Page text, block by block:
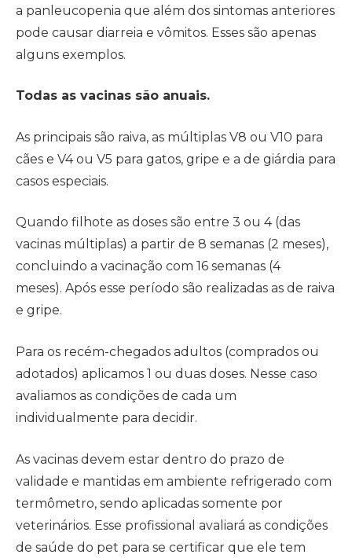
a panleucopenia que além dos sintomas anteriores
pode causar diarreia e vômitos. Esses são apenas
alguns exemplos.
Todas as vacinas são anuais.
As principais são raiva, as múltiplas V8 ou V10 para
cães e V4 ou V5 para gatos, gripe e a de giárdia para
casos especiais.
Quando filhote as doses são entre 3 ou 4 (das
vacinas múltiplas) a partir de 8 semanas (2 meses),
concluindo a vacinação com 16 semanas (4
meses). Após esse período são realizadas as de raiva
e gripe.
Para os recém-chegados adultos (comprados ou
adotados) aplicamos 1 ou duas doses. Nesse caso
avaliamos as condições de cada um
individualmente para decidir.
As vacinas devem estar dentro do prazo de
validade e mantidas em ambiente refrigerado com
termômetro, sendo aplicadas somente por
veterinários. Esse profissional avaliará as condições
de saúde do pet para se certificar que ele tem